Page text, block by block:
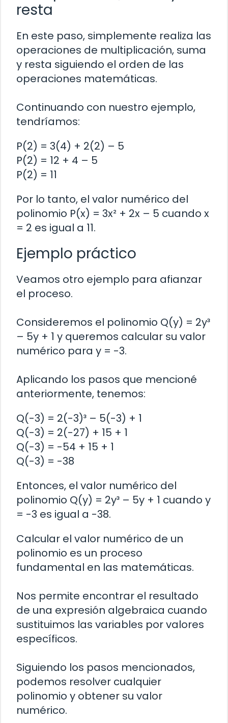
resta
En este paso, simplemente realiza las
operaciones de multiplicación, suma
y resta siguiendo el orden de las
operaciones matemáticas.
Continuando con nuestro ejemplo,
tendríamos:
P(2) = 3(4) + 2(2) – 5
P(2) = 12 + 4 – 5
P(2) = 11
Por lo tanto, el valor numérico del
polinomio P(x) = 3x² + 2x – 5 cuando x
= 2 es igual a 11.
Ejemplo práctico
Veamos otro ejemplo para afianzar
el proceso.
Consideremos el polinomio Q(y) = 2y³
– 5y + 1 y queremos calcular su valor
numérico para y = -3.
Aplicando los pasos que mencioné
anteriormente, tenemos:
Q(-3) = 2(-3)³ – 5(-3) + 1
Q(-3) = 2(-27) + 15 + 1
Q(-3) = -54 + 15 + 1
Q(-3) = -38
Entonces, el valor numérico del
polinomio Q(y) = 2y³ – 5y + 1 cuando y
= -3 es igual a -38.
Calcular el valor numérico de un
polinomio es un proceso
fundamental en las matemáticas.
Nos permite encontrar el resultado
de una expresión algebraica cuando
sustituimos las variables por valores
específicos.
Siguiendo los pasos mencionados,
podemos resolver cualquier
polinomio y obtener su valor
numérico.